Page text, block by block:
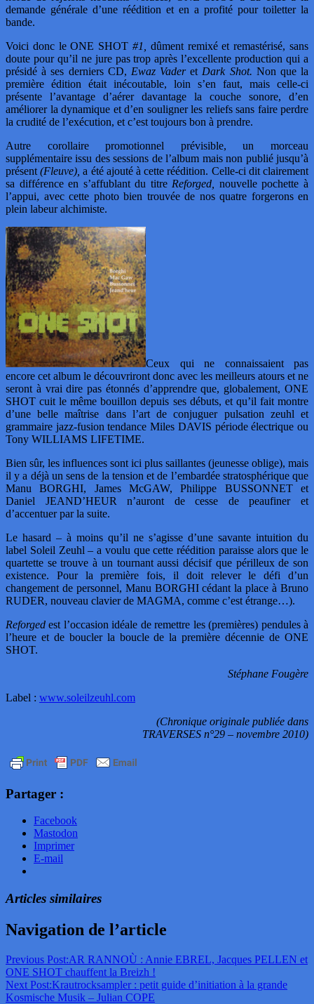
demande générale d’une réédition et en a profité pour toiletter la
bande.
Voici donc le ONE SHOT #1,
dûment remixé et remastérisé, sans
doute pour qu’il ne jure pas trop après l’excellente production qui a
présidé à ses derniers CD, Ewaz Vaderet Dark Shot. Non que la
première édition était inécoutable, loin s’en faut, mais celle-ci
présente l’avantage d’aérer davantage la couche sonore, d’en
améliorer la dynamique et d’en souligner les reliefs sans faire perdre
la crudité de l’exécution, et c’est toujours bon à prendre.
Autre corollaire promotionnel prévisible, un morceau
supplémentaire issu des sessions de l’album mais non publié jusqu’à
présent(Fleuve), a été ajouté à cette réédition. Celle-ci dit clairement
sa différence en s’affublant du titre Reforged,
nouvelle pochette à
l’appui, avec cette photo bien trouvée de nos quatre forgerons en
plein labeur alchimiste.
Ceux qui ne connaissaient pas
encore cet album le découvriront donc avec les meilleurs atours et ne
seront à vrai dire pas étonnés d’apprendre que, globalement, ONE
SHOT cuit le même bouillon depuis ses débuts, et qu’il fait montre
d’une belle maîtrise dans l’art de conjuguer pulsation zeuhl et
grammaire jazz-fusion tendance Miles DAVIS période électrique ou
Tony WILLIAMS LIFETIME.
Bien sûr, les influences sont ici plus saillantes (jeunesse oblige), mais
il y a déjà un sens de la tension et de l’embardée stratosphérique que
Manu BORGHI, James McGAW, Philippe BUSSONNET et
Daniel JEAND’HEUR n’auront de cesse de peaufiner et
d’accentuer par la suite.
Le hasard – à moins qu’il ne s’agisse d’une savante intuition du
label Soleil Zeuhl – a voulu que cette réédition paraisse alors que le
quartette se trouve à un tournant aussi décisif que périlleux de son
existence. Pour la première fois, il doit relever le défi d’un
changement de personnel, Manu BORGHI cédant la place à Bruno
RUDER, nouveau clavier de MAGMA, comme c’est étrange…).
Reforged est l’occasion idéale de remettre les (premières) pendules à
l’heure et de boucler la boucle de la première décennie de ONE
SHOT.
Stéphane Fougère
Label : www.soleilzeuhl.com
(Chronique originale publiée dans
TRAVERSES n°29 – novembre 2010)
Partager :
Facebook
Mastodon
Imprimer
E-mail
Articles similaires
Navigation de l’article
Previous Post:AR RANNOÙ : Annie EBREL, Jacques PELLEN et
ONE SHOT chauffent la Breizh !
Next Post:Krautrocksampler : petit guide d’initiation à la grande
Kosmische Musik – Julian COPE